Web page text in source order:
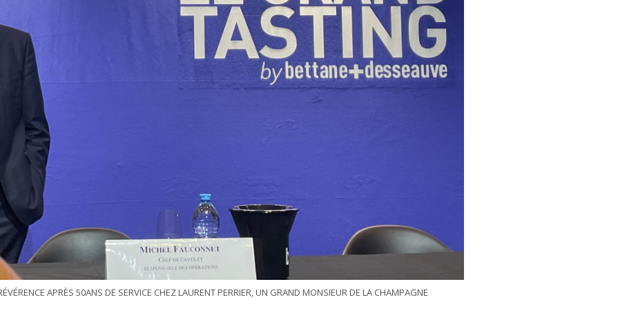
APRÈS 50ANS DE SERVICE CHEZ LAURENT PERRIER, UN GRAND MONSIEUR DE LA CHAMPAGNE